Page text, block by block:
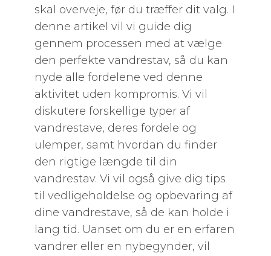
skal overveje, før du træffer dit valg. I
denne artikel vil vi guide dig
gennem processen med at vælge
den perfekte vandrestav, så du kan
nyde alle fordelene ved denne
aktivitet uden kompromis. Vi vil
diskutere forskellige typer af
vandrestave, deres fordele og
ulemper, samt hvordan du finder
den rigtige længde til din
vandrestav. Vi vil også give dig tips
til vedligeholdelse og opbevaring af
dine vandrestave, så de kan holde i
lang tid. Uanset om du er en erfaren
vandrer eller en nybegynder, vil